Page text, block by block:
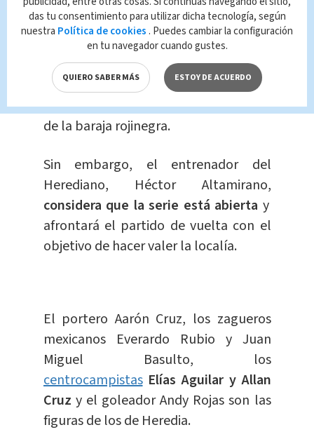
El zaguero candiense Manjrekar
James, el delanterocostarricense
Campbell, el centrocampista Celso
Borges, el extremo Carlos Mora y el
atacante Jonathan Moya son los ases
de la baraja rojinegra.
Sin embargo, el entrenador del
Herediano, Héctor Altamirano,
considera que la serie está abierta y
afrontará el partido de vuelta con el
objetivo de hacer valer la localía.
El portero Aarón Cruz, los zagueros
mexicanos Everardo Rubio y Juan
Miguel Basulto, los
centrocampistas Elías Aguilar y Allan
Cruz y el goleador Andy Rojas son las
figuras de los de Heredia.
das tu consentimiento para utilizar dicha tecnología, según
nuestra Política de cookies . Puedes cambiar la configuración
en tu navegador cuando gustes.
QUIERO SABER MÁS ESTOY DE ACUERDO